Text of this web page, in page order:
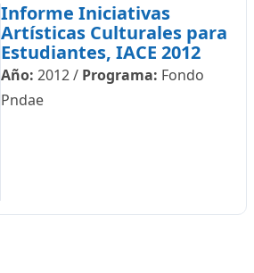
Informe Iniciativas
Artísticas Culturales para
Estudiantes, IACE 2012
Año: 2012/ Programa: Fondo
Pndae